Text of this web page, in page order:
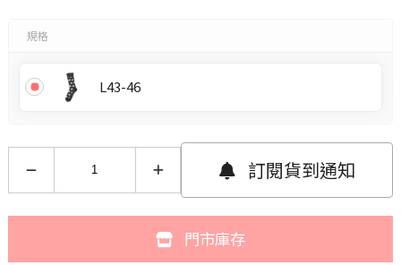
規格
L43-46
訂閱貨到通知
門市庫存